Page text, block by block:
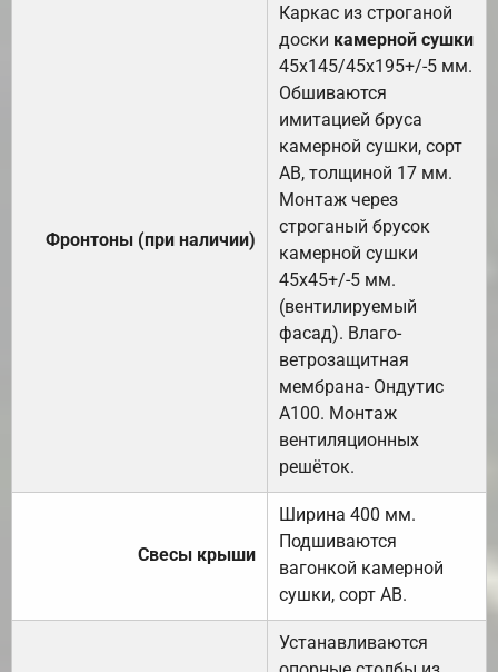
Фронтоны (при наличии)
Каркас из строганой
доски камерной сушки
45х145/45х195+/-5 мм.
Обшиваются
имитацией бруса
камерной сушки, сорт
АВ, толщиной 17 мм.
Монтаж через
строганый брусок
камерной сушки
45х45+/-5 мм.
(вентилируемый
фасад). Влаго-
ветрозащитная
мембрана- Ондутис
А100. Монтаж
вентиляционных
решёток.
Свесы крыши
Ширина 400 мм.
Подшиваются
вагонкой камерной
сушки, сорт АВ.
Устанавливаются